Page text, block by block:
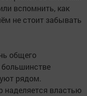
вспомнить, как
не стоит забывать
общего
большинстве
рядом.
наделяется властью